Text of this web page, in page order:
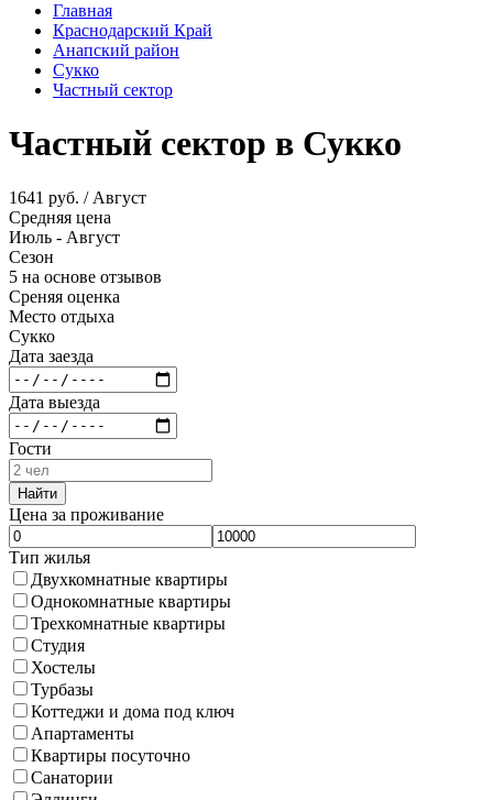
Главная
Краснодарский Край
Анапский район
Сукко
Частный сектор
Частный сектор в Сукко
1641 руб. / Август
Средняя цена
Июль - Август
Сезон
5 на основе отзывов
Среняя оценка
Место отдыха
Сукко
Дата заезда
Дата выезда
Гости
Найти
Цена за проживание
Тип жилья
Двухкомнатные квартиры
Однокомнатные квартиры
Трехкомнатные квартиры
Студия
Хостелы
Турбазы
Коттеджи и дома под ключ
Апартаменты
Квартиры посуточно
Санатории